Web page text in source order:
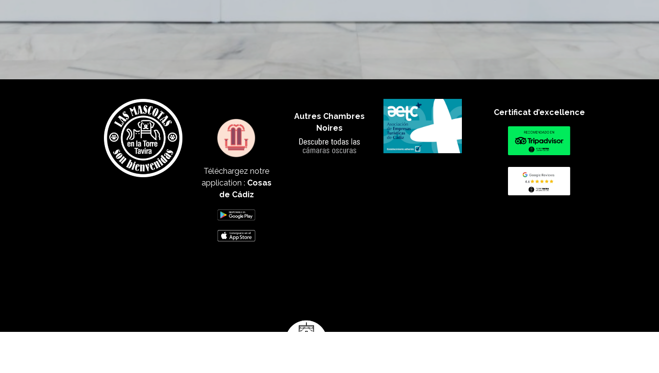
Téléchargez notre
application : Cosas
de Cádiz
Autres Chambres
Noires
Certificat d’excellence